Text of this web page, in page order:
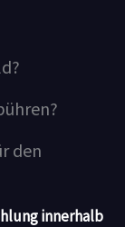
den
innerhalb